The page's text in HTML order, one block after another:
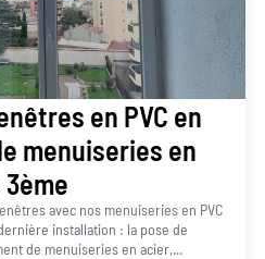
en PVC en
menuiseries en
avec nos menuiseries en PVC
installation : la pose de
de menuiseries en acier,...